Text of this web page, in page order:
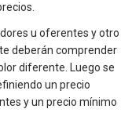
u oferentes y otro
deberán comprender
diferente. Luego se
un precio
y un precio mínimo